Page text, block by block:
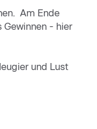
Am Ende
Gewinnen - hier
und Lust